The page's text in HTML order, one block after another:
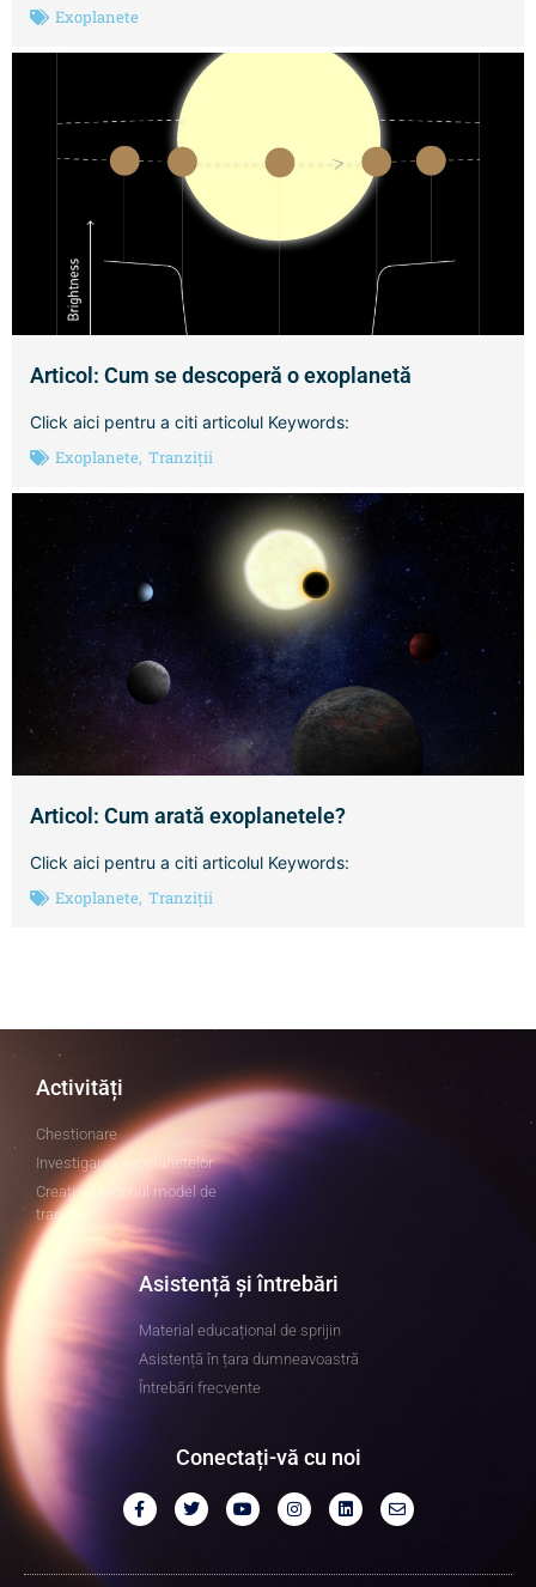
Exoplanete
Articol: Cum se descoperă o exoplanetă
Click aici pentru a citi articolul Keywords:
Exoplanete, Tranziții
Articol: Cum arată exoplanetele?
Click aici pentru a citi articolul Keywords:
Exoplanete, Tranziții
Activități
Chestionare
Investigarea exoplanetelor
Creați-vă propriul model de
tranzit
Asistență și întrebări
Material educațional de sprijin
Asistență în țara dumneavoastră
Întrebări frecvente
Conectați-vă cu noi